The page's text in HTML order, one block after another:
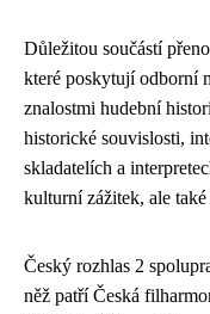
Důležitou součástí
které poskytují odborní
znalostmi hudební
historické souvislosti,
skladatelích a
kulturní zážitek, ale
Český rozhlas 2
něž patří Česká